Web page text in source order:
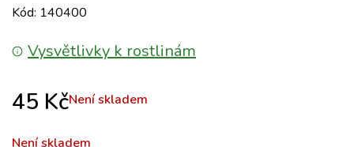
Kód: 140400
Vysvětlivky k rostlinám
45 KčNení skladem
Není skladem